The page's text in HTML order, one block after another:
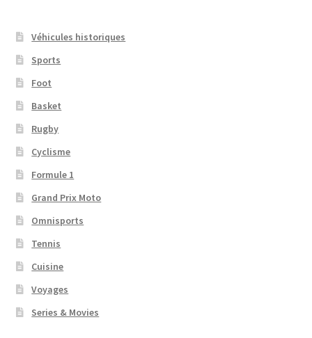
Véhicules historiques
Sports
Foot
Basket
Rugby
Cyclisme
Formule 1
Grand Prix Moto
Omnisports
Tennis
Cuisine
Voyages
Series & Movies